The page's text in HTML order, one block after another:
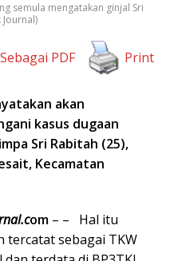
semula mengatakan ginjal Sri
PDF Print
akan
kasus dugaan
Sri Rabitah (25),
Kecamatan
om – – Hal itu
tercatat sebagai TKW